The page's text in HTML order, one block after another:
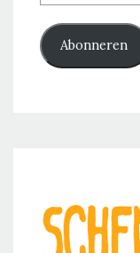
Abonneren